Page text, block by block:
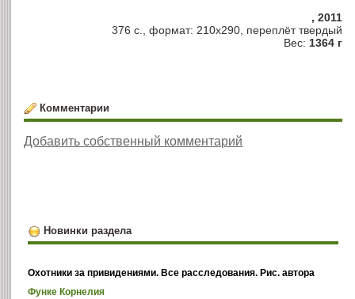
, 2011
376 с., формат: 210х290, переплёт твердый
Вес: 1364 г
Комментарии
Добавить собственный комментарий
Новинки раздела
Охотники за привидениями. Все расследования. Рис. автора
Функе Корнелия